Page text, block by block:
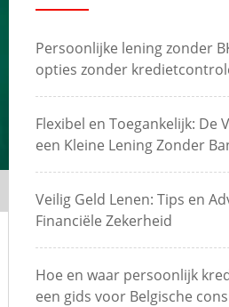
Persoonlijke lening zonder
opties zonder
Flexibel en Toegankelijk: De
een Kleine Lening Zonder
Veilig Geld Lenen: Tips en
Financiële Zekerheid
Hoe en waar persoonlijk
een gids voor Belgische